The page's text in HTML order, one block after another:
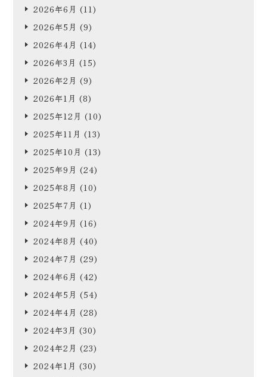
2026年6月 (11)
2026年5月 (9)
2026年4月 (14)
2026年3月 (15)
2026年2月 (9)
2026年1月 (8)
2025年12月 (10)
2025年11月 (13)
2025年10月 (13)
2025年9月 (24)
2025年8月 (10)
2025年7月 (1)
2024年9月 (16)
2024年8月 (40)
2024年7月 (29)
2024年6月 (42)
2024年5月 (54)
2024年4月 (28)
2024年3月 (30)
2024年2月 (23)
2024年1月 (30)